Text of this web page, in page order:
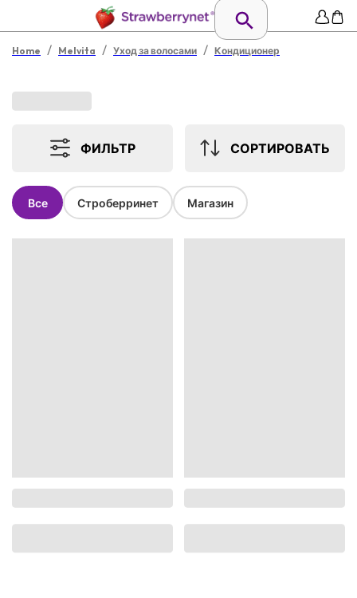
Home / Melvita / Уход за волосами / Кондиционер
ФИЛЬТР СОРТИРОВАТЬ
Все Строберринет Магазин